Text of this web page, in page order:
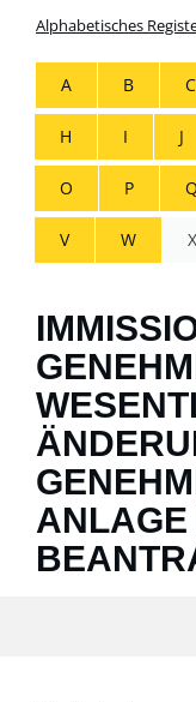
Alphabetisches
A B C
H I J
O P Q
V W X
ANLAGE